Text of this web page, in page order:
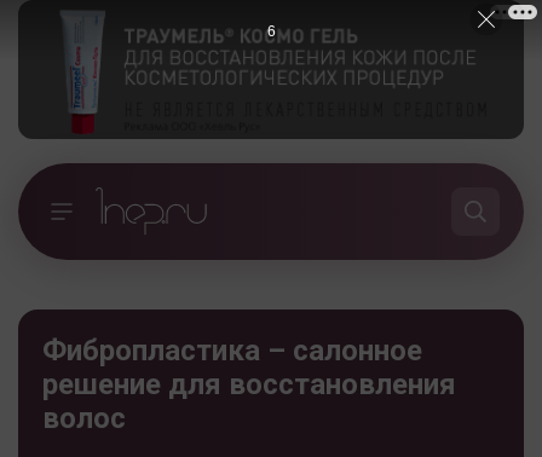
Фибропластика – салонное
решение для восстановления
волос
5